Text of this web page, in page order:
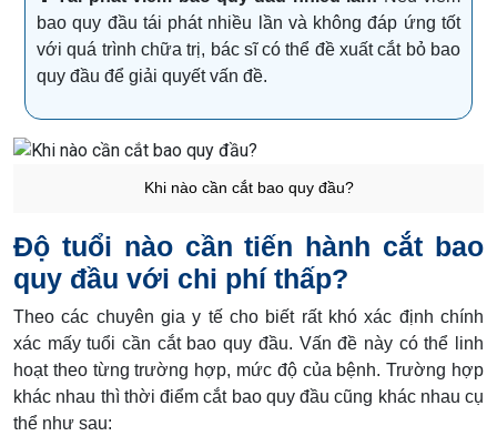
bao quy đầu tái phát nhiều lần và không đáp ứng tốt
với quá trình chữa trị, bác sĩ có thể đề xuất cắt bỏ bao
quy đầu để giải quyết vấn đề.
Khi nào cần cắt bao quy đầu?
Độ tuổi nào cần tiến hành cắt bao
quy đầu với chi phí thấp?
Theo các chuyên gia y tế cho biết rất khó xác định chính
xác mấy tuổi cần cắt bao quy đầu. Vấn đề này có thể linh
hoạt theo từng trường hợp, mức độ của bệnh. Trường hợp
khác nhau thì thời điểm cắt bao quy đầu cũng khác nhau cụ
thể như sau: